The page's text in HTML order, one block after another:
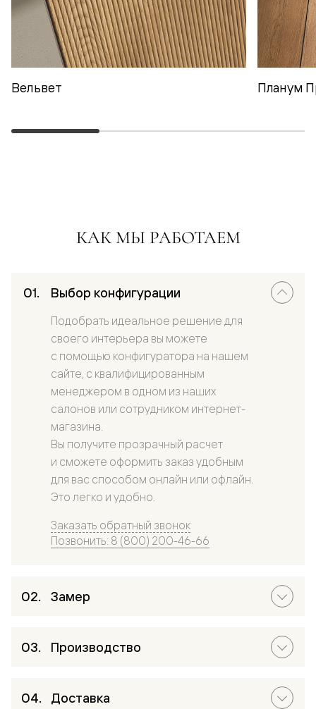
Вельвет Планум
КАК МЫ РАБОТАЕМ
Выбор конфигурации
Подобрать идеальное решение для
своего интерьера вы можете
с помощью конфигуратора на нашем
сайте, с квалифицированным
менеджером в одном из наших
салонов или сотрудником интернет-
магазина.
Вы получите прозрачный расчет
и сможете оформить заказ удобным
для вас способом онлайн или офлайн.
Это легко и удобно.
Заказать обратный звонок
Позвонить: 8 (800) 200-46-66
Замер
Производство
Доставка